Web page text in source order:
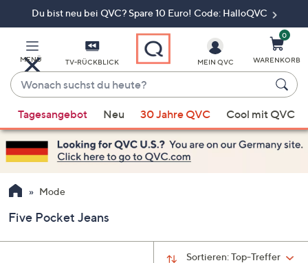
Du bist neu bei QVC? Spare 10 Euro! Code: HalloQVC
MENÜ TV-RÜCKBLICK
Wonach
suchst
du
heute?
Vorschläge
verfügbar
sind,
verwenden
Sie
Pfeiltasten
nach
MEIN QVC
0
WARENKORB
Tagesangebot Neu 30 Jahre QVC Cool mit QVC
Mode
Five Pocket Jeans
Sortieren:Top-Treffer